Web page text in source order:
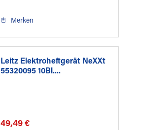
Merken
Leitz Elektroheftgerät NeXXt
55320095 10Bl....
49,49 €